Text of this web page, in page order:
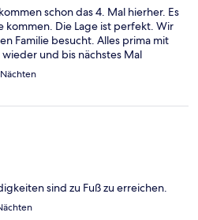
schon das 4. Mal hierher. Es
kommen. Die Lage ist perfekt. Wir
Familie besucht. Alles prima mit
und bis nächstes Mal
sind zu Fuß zu erreichen.